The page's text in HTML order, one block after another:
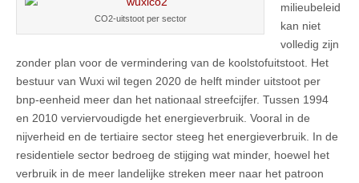
CO2-uitstoot per sector
milieubeleid
kan niet
volledig zijn
zonder plan voor de vermindering van de koolstofuitstoot. Het
bestuur van Wuxi wil tegen 2020 de helft minder uitstoot per
bnp-eenheid meer dan het nationaal streefcijfer. Tussen 1994
en 2010 verviervoudigde het energieverbruik. Vooral in de
nijverheid en de tertiaire sector steeg het energieverbruik. In de
residentiele sector bedroeg de stijging wat minder, hoewel het
verbruik in de meer landelijke streken meer naar het patroon